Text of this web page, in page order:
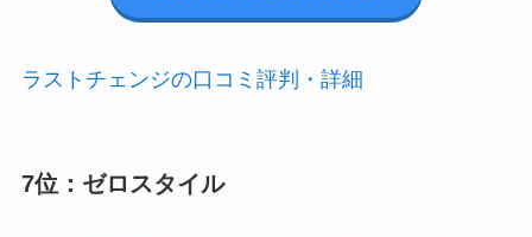
ラストチェンジの口コミ評判・詳細
7位：ゼロスタイル